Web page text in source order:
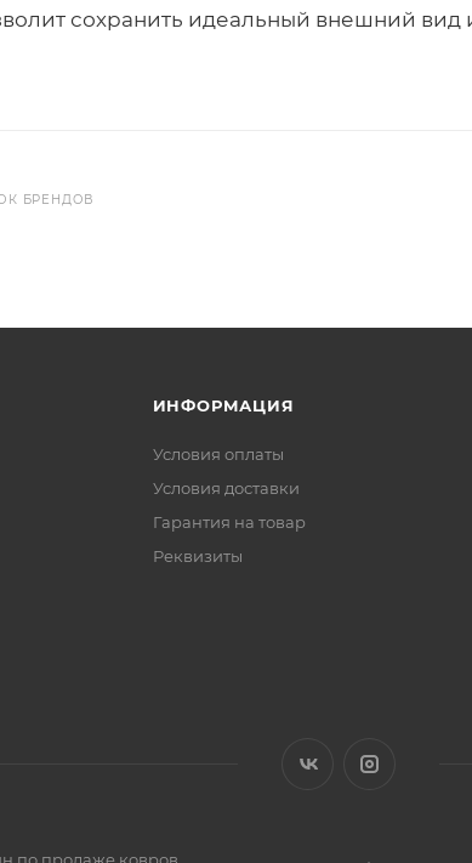
сохранить идеальный внешний вид
БРЕНДОВ
ИНФОРМАЦИЯ
Условия оплаты
Условия доставки
Гарантия на товар
Реквизиты